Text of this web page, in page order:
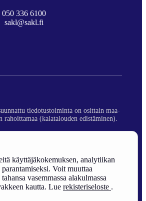
käyttäjäkokemuksen, analytiikan
Voit muuttaa
vasemmassa alakulmassa
kautta. Lue rekisteriseloste .
050 336 6100
sakl@sakl.fi
tiedotustoiminta on osittain maa-
rahoittamaa (kalatalouden edistäminen).
Rekisteriseloste
Sivuston toteutus